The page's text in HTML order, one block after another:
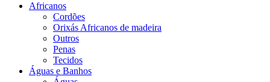
Africanos
Cordões
Orixás Africanos de madeira
Outros
Penas
Tecidos
Águas e Banhos